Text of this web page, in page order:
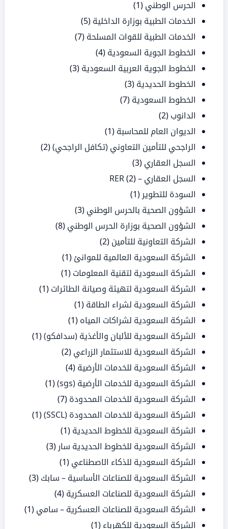
الحرس الوطني (1)
الخدمات الطبية بوزارة الداخلية (5)
الخدمات الطبية للقوات المسلحة (7)
الخطوط الجوية السعودية (4)
الخطوط الجوية العربية السعودية (3)
الخطوط الحديدية (3)
الخطوط السعودية (7)
الدانوب (2)
الديوان العام للمحاسبة (1)
الراجحي للتأمين التعاوني (تكافل الراجحي)(2)
السجل العقاري (3)
السجل العقاري – RER(2)
السودة للتطوير (1)
الشؤون الصحية بالحرس الوطني (3)
الشؤون الصحية بوزارة الحرس الوطني (8)
الشركة التعاونية للتأمين (2)
الشركة السعودية العالمية للموانئ (1)
الشركة السعودية لتقنية المعلومات (1)
الشركة السعودية لتهيئة وصيانة الطائرات (1)
الشركة السعودية لشراء الطاقة (1)
الشركة السعودية لشراكات المياه (1)
الشركة السعودية للألبان والأغذية (سدافكو)(1)
الشركة السعودية للاستثمار الزراعي (2)
الشركة السعودية للخدمات الأرضية (4)
الشركة السعودية للخدمات الأرضية (sgs)
(1)
الشركة السعودية للخدمات المحدودة (7)
الشركة السعودية للخدمات المحدودة (SSCL)
(1)
الشركة السعودية للخطوط الحديدية (1)
الشركة السعودية للخطوط الحديدية سار (3)
الشركة السعودية للذكاء الاصطناعي (1)
الشركة السعودية للصناعات الأساسية – سابك (3)
الشركة السعودية للصناعات العسكرية (4)
الشركة السعودية للصناعات العسكرية – سامي (1)
الشركة السعودية للكهرباء (1)